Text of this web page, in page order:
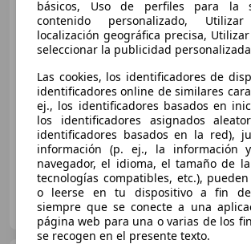
Progressive
DCT
Buenprecio
04/2025 16.975 km Gasolina
VISAUTO ALICANTE
ES-3820 CONCENTAINA
básicos, Uso de perfiles para la
contenido personalizado,
localización geográfica precisa,
seleccionar la publicidad personalizada
Las cookies, los identificadores de
identificadores online de similares
ej., los identificadores basados en
los identificadores asignados
identificadores basados en la red),
información (p. ej., la información
navegador, el idioma, el tamaño de
tecnologías compatibles, etc.),
o leerse en tu dispositivo a fin de
siempre que se conecte a una
página web para una o varias de los
se recogen en el presente texto.